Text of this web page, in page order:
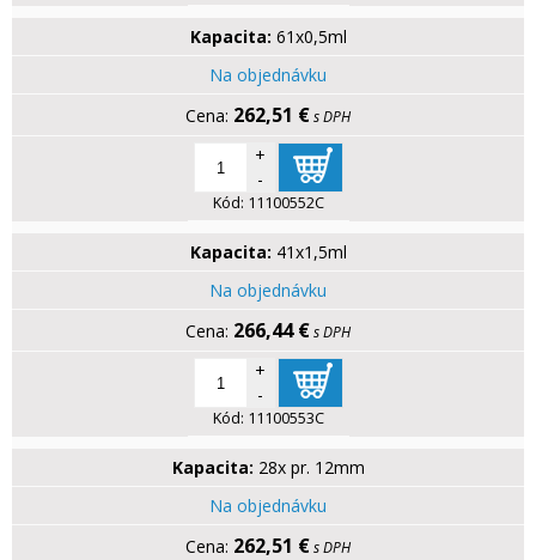
Kapacita: 61x0,5ml
Na objednávku
262,51 €s DPH
+
-
Kód: 11100552C
Kapacita: 41x1,5ml
Na objednávku
266,44 €s DPH
+
-
Kód: 11100553C
Kapacita: 28x pr. 12mm
Na objednávku
262,51 €s DPH